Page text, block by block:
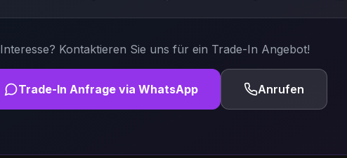
Interesse? Kontaktieren Sie uns für ein Trade-In Angebot!
Trade-In Anfrage via WhatsApp Anrufen